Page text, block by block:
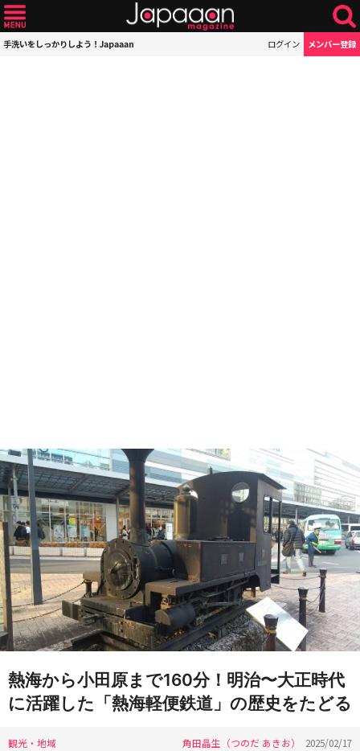
手洗いをしっかりしよう！Japaaan ログイン メンバー登録
熱海から小田原まで160分！明治〜大正時代
に活躍した「熱海軽便鉄道」の歴史をたどる
観光・地域 角田晶生（つのだ あきお） 2025/02/17